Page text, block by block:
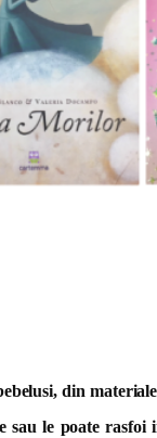
din
le poate rasfoi